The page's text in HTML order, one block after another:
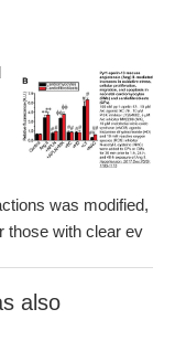
was modified,
those with clear ev
also